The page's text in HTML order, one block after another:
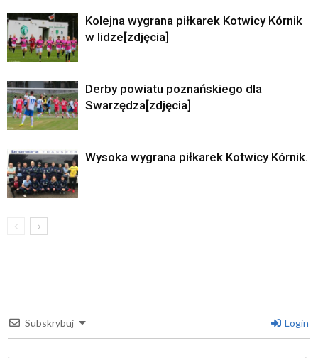
Kolejna wygrana piłkarek Kotwicy Kórnik
w lidze[zdjęcia]
Derby powiatu poznańskiego dla
Swarzędza[zdjęcia]
Wysoka wygrana piłkarek Kotwicy Kórnik.
Subskrybuj Login